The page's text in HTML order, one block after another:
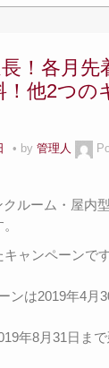
！各月先
！他2つの
by 管理人
クルーム・屋内
ャンペーンで
ンは2019年4月
年8月31日ま